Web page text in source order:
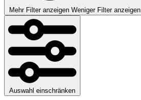
Mehr Filter anzeigen Weniger Filter anzeigen
Auswahl einschränken